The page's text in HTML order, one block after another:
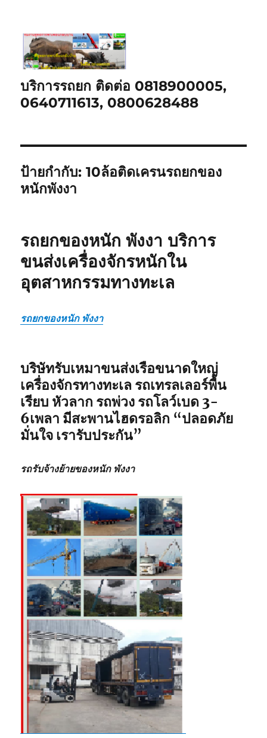
บริการรถยก ติดต่อ 0818900005,
0640711613, 0800628488
ป้ายกำกับ:10ล้อติดเครนรถยกของ
หนักพังงา
รถยกของหนัก พังงา บริการ
ขนส่งเครื่องจักรหนักใน
อุตสาหกรรมทางทะเล
รถยกของหนัก พังงา
บริษัทรับเหมาขนส่งเรือขนาดใหญ่
เครื่องจักรทางทะเล รถเทรลเลอร์พื้น
เรียบ หัวลาก รถพ่วง รถโลว์เบด 3-
6เพลา มีสะพานไฮดรอลิก “ปลอดภัย
มั่นใจ เรารับประกัน”
รถรับจ้างย้ายของหนัก พังงา